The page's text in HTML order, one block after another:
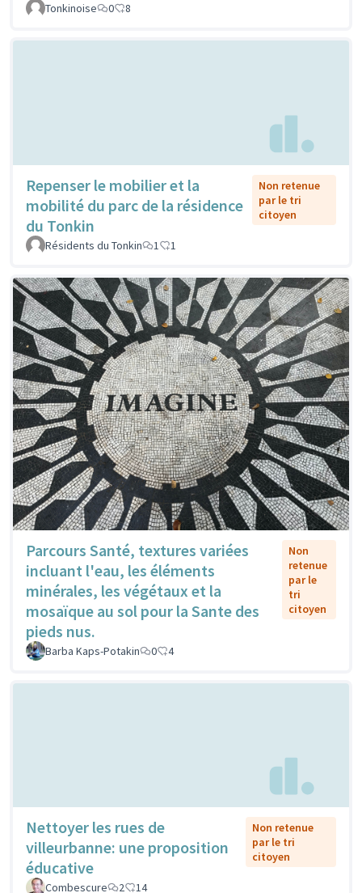
Tonkinoise
0 8
Repenser le mobilier et la
mobilité du parc de la résidence
du Tonkin
Non retenue
par le tri
citoyen
Résidents du Tonkin 1 1
Parcours Santé, textures variées
incluant l'eau, les éléments
minérales, les végétaux et la
mosaïque au sol pour la Sante des
pieds nus.
Non
retenue
par le
tri
citoyen
Barba Kaps-Potakin 0 4
Nettoyer les rues de
villeurbanne: une proposition
éducative
Non retenue
par le tri
citoyen
Combescure 2 14